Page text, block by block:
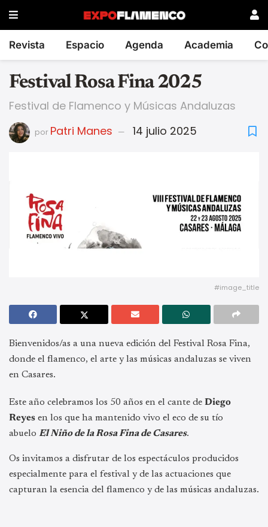
Revista Espacio Agenda Academia
Festival Rosa Fina 2025
Festival de Flamenco y Músicas Andaluzas
por Patri Manes 14 julio 2025
#image_title
Bienvenidos/as a una nueva edición del Festival Rosa Fina,
donde el flamenco, el arte y las músicas andaluzas se viven
en Casares.
Este año celebramos los 50 años en el cante de Diego
Reyes en los que ha mantenido vivo el eco de su tío
abuelo El Niño de la Rosa Fina de Casares.
Os invitamos a disfrutar de los espectáculos producidos
especialmente para el festival y de las actuaciones que
capturan la esencia del flamenco y de las músicas andaluzas.